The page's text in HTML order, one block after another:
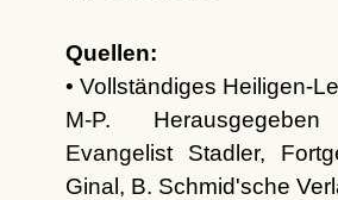
Quellen:
• Vollständiges Heiligen-
M-P.
Evangelist Stadler,
Ginal, B. Schmid'sche